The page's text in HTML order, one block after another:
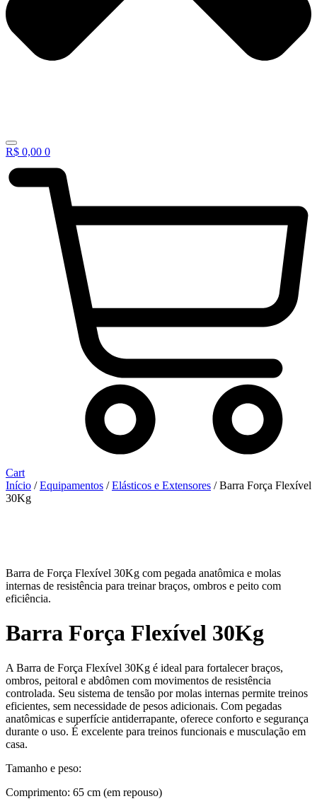
R$ 0,00 0
Cart
Início /Equipamentos /Elásticos e Extensores / Barra Força Flexível
30Kg
Barra de Força Flexível 30Kg com pegada anatômica e molas
internas de resistência para treinar braços, ombros e peito com
eficiência.
Barra Força Flexível 30Kg
A Barra de Força Flexível 30Kg é ideal para fortalecer braços,
ombros, peitoral e abdômen com movimentos de resistência
controlada. Seu sistema de tensão por molas internas permite treinos
eficientes, sem necessidade de pesos adicionais. Com pegadas
anatômicas e superfície antiderrapante, oferece conforto e segurança
durante o uso. É excelente para treinos funcionais e musculação em
casa.
Tamanho e peso:
Comprimento: 65 cm (em repouso)